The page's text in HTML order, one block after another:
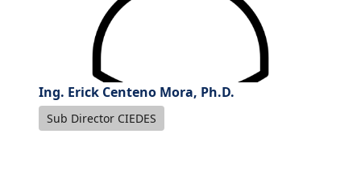
Ing. Erick Centeno Mora, Ph.D.
Sub Director CIEDES